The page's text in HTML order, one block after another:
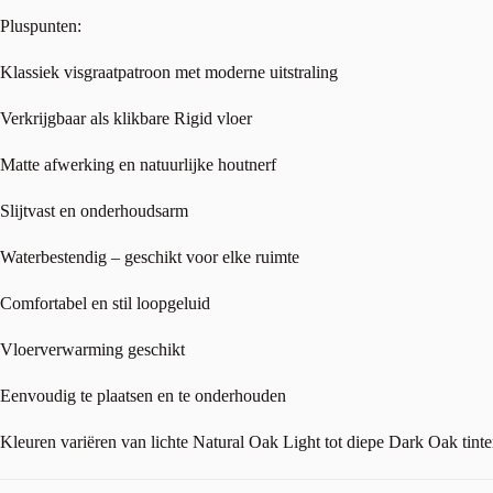
Pluspunten:
Klassiek visgraatpatroon met moderne uitstraling
Verkrijgbaar als klikbare Rigid vloer
Matte afwerking en natuurlijke houtnerf
Slijtvast en onderhoudsarm
Waterbestendig – geschikt voor elke ruimte
Comfortabel en stil loopgeluid
Vloerverwarming geschikt
Eenvoudig te plaatsen en te onderhouden
Kleuren variëren van lichte Natural Oak Light tot diepe Dark Oak